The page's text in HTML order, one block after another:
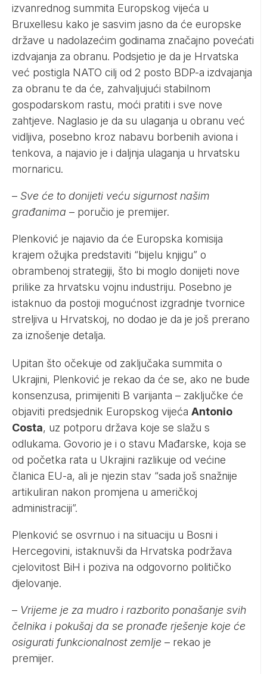
izvanrednog summita Europskog vijeća u
Bruxellesu kako je sasvim jasno da će europske
države u nadolazećim godinama značajno povećati
izdvajanja za obranu. Podsjetio je da je Hrvatska
već postigla NATO cilj od 2 posto BDP-a izdvajanja
za obranu te da će, zahvaljujući stabilnom
gospodarskom rastu, moći pratiti i sve nove
zahtjeve. Naglasio je da su ulaganja u obranu već
vidljiva, posebno kroz nabavu borbenih aviona i
tenkova, a najavio je i daljnja ulaganja u hrvatsku
mornaricu.
– Sve će to donijeti veću sigurnost našim
građanima – poručio je premijer.
Plenković je najavio da će Europska komisija
krajem ožujka predstaviti “bijelu knjigu” o
obrambenoj strategiji, što bi moglo donijeti nove
prilike za hrvatsku vojnu industriju. Posebno je
istaknuo da postoji mogućnost izgradnje tvornice
streljiva u Hrvatskoj, no dodao je da je još prerano
za iznošenje detalja.
Upitan što očekuje od zaključaka summita o
Ukrajini, Plenković je rekao da će se, ako ne bude
konsenzusa, primijeniti B varijanta – zaključke će
objaviti predsjednik Europskog vijeća Antonio
Costa, uz potporu država koje se slažu s
odlukama. Govorio je i o stavu Mađarske, koja se
od početka rata u Ukrajini razlikuje od većine
članica EU-a, ali je njezin stav “sada još snažnije
artikuliran nakon promjena u američkoj
administraciji”.
Plenković se osvrnuo i na situaciju u Bosni i
Hercegovini, istaknuvši da Hrvatska podržava
cjelovitost BiH i poziva na odgovorno političko
djelovanje.
– Vrijeme je za mudro i razborito ponašanje svih
čelnika i pokušaj da se pronađe rješenje koje će
osigurati funkcionalnost zemlje – rekao je
premijer.